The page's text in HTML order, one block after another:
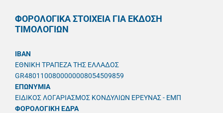
ΦΟΡΟΛΟΓΙΚΑ ΣΤΟΙΧΕΙΑ ΓΙΑ ΕΚΔΟΣΗ
ΤΙΜΟΛΟΓΙΩΝ
IBAN
ΕΘΝΙΚΗ ΤΡΑΠΕΖΑ ΤΗΣ ΕΛΛΑΔΟΣ
GR4801100800000008054509859
ΕΠΩΝΥΜΙΑ
ΕΙΔΙΚΟΣ ΛΟΓΑΡΙΑΣΜΟΣ ΚΟΝΔΥΛΙΩΝ ΕΡΕΥΝΑΣ - ΕΜΠ
ΦΟΡΟΛΟΓΙΚΗ ΕΔΡΑ